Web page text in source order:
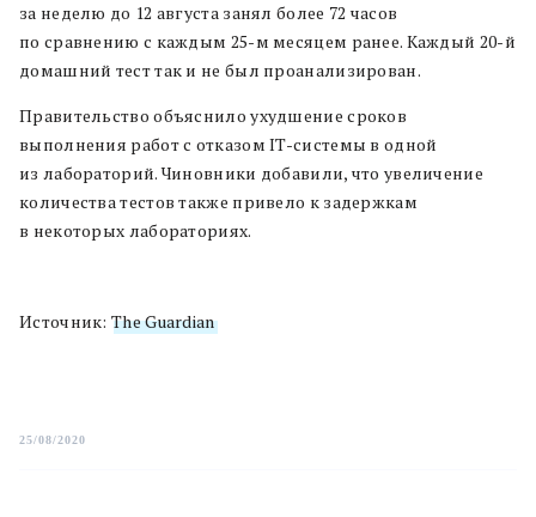
за неделю до 12 августа занял более 72 часов
по сравнению с каждым 25-м месяцем ранее. Каждый 20-й
домашний тест так и не был проанализирован.
Правительство объяснило ухудшение сроков
выполнения работ с отказом IT-системы в одной
из лабораторий. Чиновники добавили, что увеличение
количества тестов также привело к задержкам
в некоторых лабораториях.
Источник: The Guardian
25/08/2020